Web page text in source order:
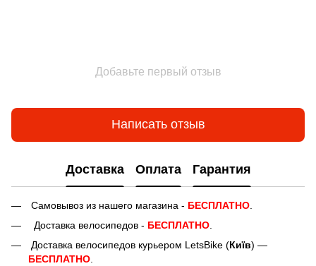
Добавьте первый отзыв
Написать отзыв
Доставка Оплата Гарантия
Самовывоз из нашего магазина - БЕСПЛАТНО
Доставка велосипедов - БЕСПЛАТНО
Доставка велосипедов курьером LetsBike (Київ) —
БЕСПЛАТНО.